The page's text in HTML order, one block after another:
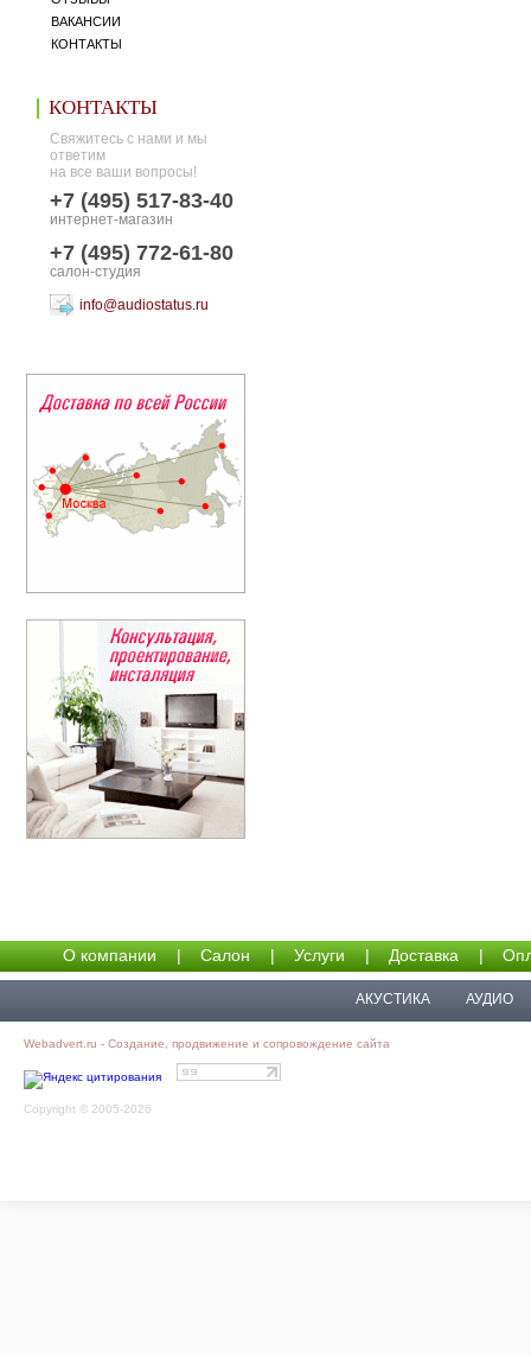
ВАКАНСИИ
КОНТАКТЫ
КОНТАКТЫ
Свяжитесь с нами и мы
ответим
на все ваши вопросы!
+7 (495) 517-83-40
интернет-магазин
+7 (495) 772-61-80
салон-студия
info@audiostatus.ru
О компании | Салон | Услуги | Доставка |
АКУСТИКА АУДИО
Webadvert.ru - Создание, продвижение и сопровождение сайта
Copyright © 2005-2026